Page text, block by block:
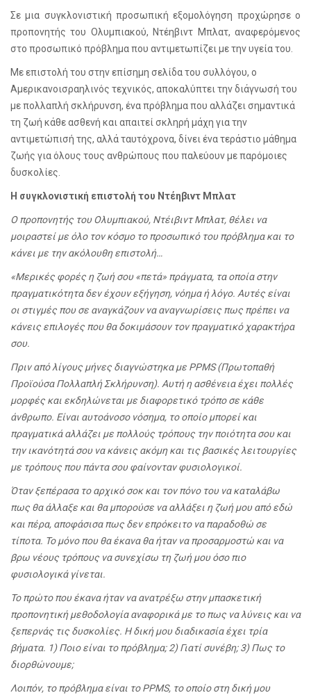
Σε μια συγκλονιστική προσωπική εξομολόγηση προχώρησε ο
προπονητής του Ολυμπιακού, Ντέηβιντ Μπλατ, αναφερόμενος
στο προσωπικό πρόβλημα που αντιμετωπίζει με την υγεία του.
Με επιστολή του στην επίσημη σελίδα του συλλόγου, ο
Αμερικανοισραηλινός τεχνικός, αποκαλύπτει την διάγνωσή του
με πολλαπλή σκλήρυνση, ένα πρόβλημα που αλλάζει σημαντικά
τη ζωή κάθε ασθενή και απαιτεί σκληρή μάχη για την
αντιμετώπισή της, αλλά ταυτόχρονα, δίνει ένα τεράστιο μάθημα
ζωής για όλους τους ανθρώπους που παλεύουν με παρόμοιες
δυσκολίες.
Η συγκλονιστική επιστολή του Ντέηβιντ Μπλατ
Ο προπονητής του Ολυμπιακού, Ντέιβιντ Μπλατ, θέλει να
μοιραστεί με όλο τον κόσμο το προσωπικό του πρόβλημα και το
κάνει με την ακόλουθη επιστολή…
«Μερικές φορές η ζωή σου «πετά» πράγματα, τα οποία στην
πραγματικότητα δεν έχουν εξήγηση, νόημα ή λόγο. Αυτές είναι
οι στιγμές που σε αναγκάζουν να αναγνωρίσεις πως πρέπει να
κάνεις επιλογές που θα δοκιμάσουν τον πραγματικό χαρακτήρα
σου.
Πριν από λίγους μήνες διαγνώστηκα με PPMS (Πρωτοπαθή
Προϊούσα Πολλαπλή Σκλήρυνση). Αυτή η ασθένεια έχει πολλές
μορφές και εκδηλώνεται με διαφορετικό τρόπο σε κάθε
άνθρωπο. Είναι αυτοάνοσο νόσημα, το οποίο μπορεί και
πραγματικά αλλάζει με πολλούς τρόπους την ποιότητα σου και
την ικανότητά σου να κάνεις ακόμη και τις βασικές λειτουργίες
με τρόπους που πάντα σου φαίνονταν φυσιολογικοί.
Όταν ξεπέρασα το αρχικό σοκ και τον πόνο του να καταλάβω
πως θα άλλαξε και θα μπορούσε να αλλάξει η ζωή μου από εδώ
και πέρα, αποφάσισα πως δεν επρόκειτο να παραδοθώ σε
τίποτα. Το μόνο που θα έκανα θα ήταν να προσαρμοστώ και να
βρω νέους τρόπους να συνεχίσω τη ζωή μου όσο πιο
φυσιολογικά γίνεται.
Το πρώτο που έκανα ήταν να ανατρέξω στην μπασκετική
προπονητική μεθοδολογία αναφορικά με το πως να λύνεις και να
ξεπερνάς τις δυσκολίες. Η δική μου διαδικασία έχει τρία
βήματα. 1) Ποιο είναι το πρόβλημα; 2) Γιατί συνέβη; 3) Πως το
διορθώνουμε;
Λοιπόν, το πρόβλημα είναι το PPMS, το οποίο στη δική μου